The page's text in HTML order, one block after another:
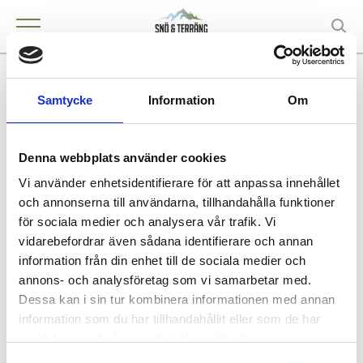
Samtycke Information Om
Denna webbplats använder cookies
Vi använder enhetsidentifierare för att anpassa innehållet
och annonserna till användarna, tillhandahålla funktioner
för sociala medier och analysera vår trafik. Vi
vidarebefordrar även sådana identifierare och annan
information från din enhet till de sociala medier och
annons- och analysföretag som vi samarbetar med.
Dessa kan i sin tur kombinera informationen med annan
information som du har tillhandahållit eller som de har
Myrvolds Maskiner AB
ÅRJÄNG
VARUMÄRKEN FYRHJULINGAR
QJ Motor